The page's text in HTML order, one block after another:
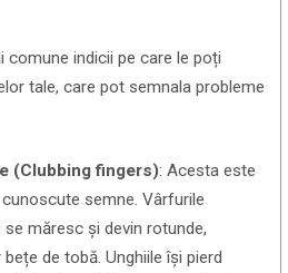
comune indicii pe care le poți
tale, care pot semnala probleme
(Clubbing fingers): Acesta este
semne. Vârfurile
măresc și devin rotunde,
de tobă. Unghiile își pierd